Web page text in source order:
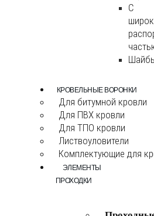
С
КРОВЕЛЬНЫЕ ВОРОНКИ
Для битумной кровли
Для ПВХ кровли
Для ТПО кровли
Листвоуловители
Комплектующие для
ЭЛЕМЕНТЫ
ПРОХОДКИ